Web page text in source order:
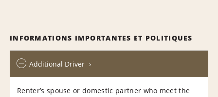
INFORMATIONS IMPORTANTES ET POLITIQUES
Additional Driver
Renter’s spouse or domestic partner who meet the